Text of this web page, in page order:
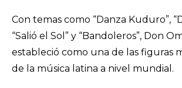
Con temas como “Danza Kuduro”,
“Salió el Sol” y “Bandoleros”, Don
estableció como una de las figuras
de la música latina a nivel mundial.